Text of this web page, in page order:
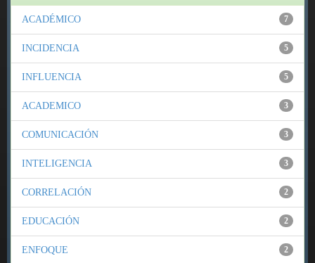
7
ACADÉMICO
5
INCIDENCIA
5
INFLUENCIA
3
ACADEMICO
3
COMUNICACIÓN
3
INTELIGENCIA
2
CORRELACIÓN
2
EDUCACIÓN
2
ENFOQUE